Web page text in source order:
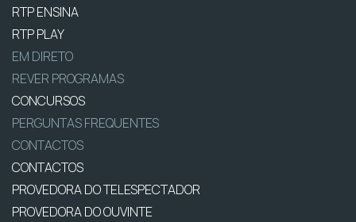
RTP ENSINA
RTP PLAY
EM DIRETO
REVER PROGRAMAS
CONCURSOS
PERGUNTAS FREQUENTES
CONTACTOS
CONTACTOS
PROVEDORA DO TELESPECTADOR
PROVEDORA DO OUVINTE